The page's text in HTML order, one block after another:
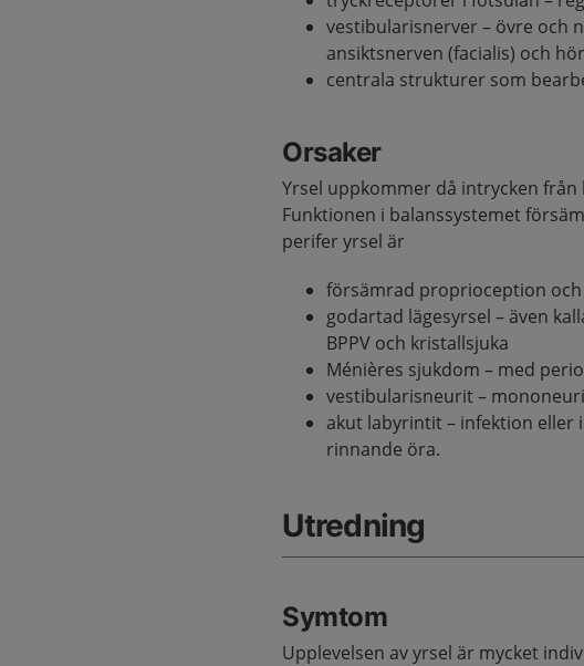
vestibularisnerver – övre och
ansiktsnerven (facialis) och
centrala strukturer som
Orsaker
Yrsel uppkommer då intrycken
Funktionen i balanssystemet
perifer yrsel är
försämrad proprioception och
godartad lägesyrsel – även
BPPV och kristallsjuka
Ménières sjukdom – med
vestibularisneurit –
akut labyrintit – infektion
rinnande öra.
Utredning
Symtom
Upplevelsen av yrsel är mycket